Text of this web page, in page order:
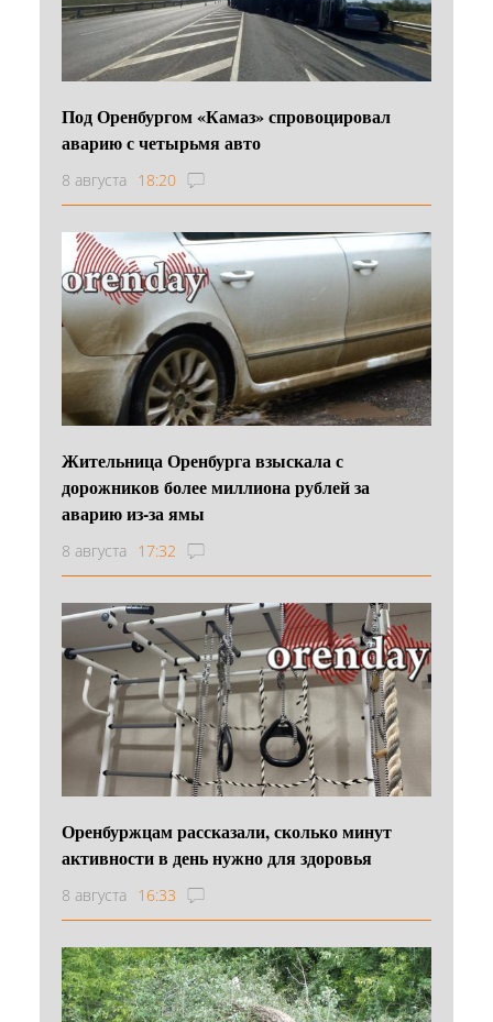
Под Оренбургом «Камаз» спровоцировал
аварию с четырьмя авто
8 августа 18:20
Жительница Оренбурга взыскала с
дорожников более миллиона рублей за
аварию из-за ямы
8 августа 17:32
Оренбуржцам рассказали, сколько минут
активности в день нужно для здоровья
8 августа 16:33